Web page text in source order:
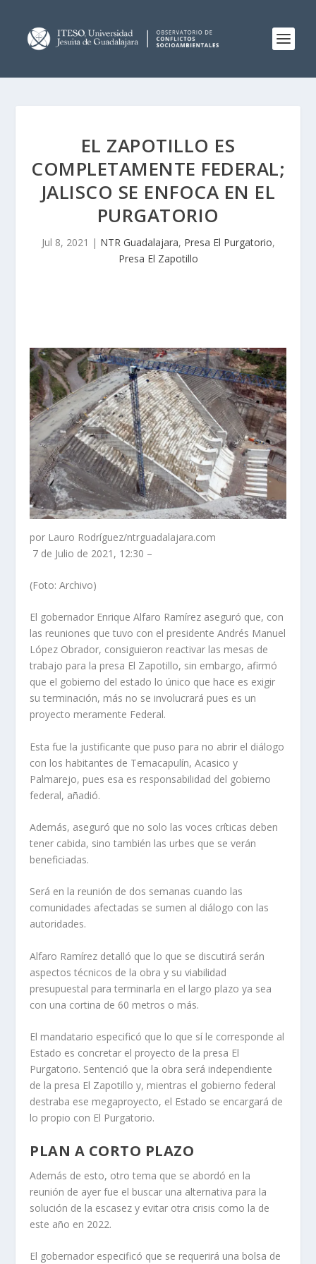
EL ZAPOTILLO ES
COMPLETAMENTE FEDERAL;
JALISCO SE ENFOCA EN EL
PURGATORIO
Jul 8, 2021 | NTR Guadalajara, Presa El Purgatorio,
Presa El Zapotillo
por Lauro Rodríguez/ntrguadalajara.com
7 de Julio de 2021, 12:30 –
(Foto: Archivo)
El gobernador Enrique Alfaro Ramírez aseguró que, con
las reuniones que tuvo con el presidente Andrés Manuel
López Obrador, consiguieron reactivar las mesas de
trabajo para la presa El Zapotillo, sin embargo, afirmó
que el gobierno del estado lo único que hace es exigir
su terminación, más no se involucrará pues es un
proyecto meramente Federal.
Esta fue la justificante que puso para no abrir el diálogo
con los habitantes de Temacapulín, Acasico y
Palmarejo, pues esa es responsabilidad del gobierno
federal, añadió.
Además, aseguró que no solo las voces críticas deben
tener cabida, sino también las urbes que se verán
beneficiadas.
Será en la reunión de dos semanas cuando las
comunidades afectadas se sumen al diálogo con las
autoridades.
Alfaro Ramírez detalló que lo que se discutirá serán
aspectos técnicos de la obra y su viabilidad
presupuestal para terminarla en el largo plazo ya sea
con una cortina de 60 metros o más.
El mandatario especificó que lo que sí le corresponde al
Estado es concretar el proyecto de la presa El
Purgatorio. Sentenció que la obra será independiente
de la presa El Zapotillo y, mientras el gobierno federal
destraba ese megaproyecto, el Estado se encargará de
lo propio con El Purgatorio.
PLAN A CORTO PLAZO
Además de esto, otro tema que se abordó en la
reunión de ayer fue el buscar una alternativa para la
solución de la escasez y evitar otra crisis como la de
este año en 2022.
El gobernador especificó que se requerirá una bolsa de